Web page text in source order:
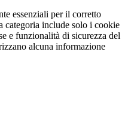
essenziali per il corretto
categoria include solo i cookie
e funzionalità di sicurezza del
alcuna informazione